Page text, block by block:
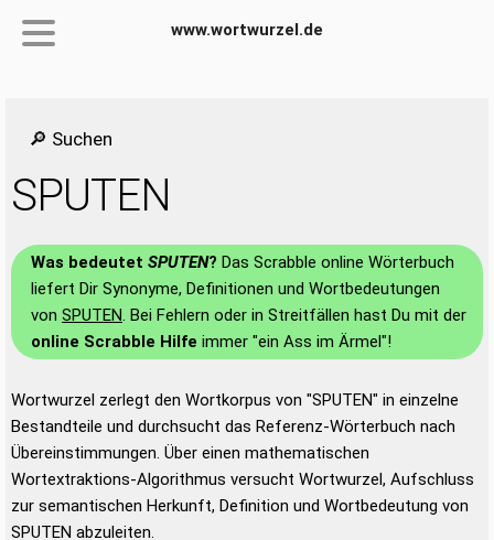
www.wortwurzel.de
🔎 Suchen
SPUTEN
Was bedeutet SPUTEN? Das Scrabble online Wörterbuch
liefert Dir Synonyme, Definitionen und Wortbedeutungen
von SPUTEN. Bei Fehlern oder in Streitfällen hast Du mit der
online Scrabble Hilfe immer "ein Ass im Ärmel"!
Wortwurzel zerlegt den Wortkorpus von "SPUTEN" in einzelne
Bestandteile und durchsucht das Referenz-Wörterbuch nach
Übereinstimmungen. Über einen mathematischen
Wortextraktions-Algorithmus versucht Wortwurzel, Aufschluss
zur semantischen Herkunft, Definition und Wortbedeutung von
SPUTEN abzuleiten.